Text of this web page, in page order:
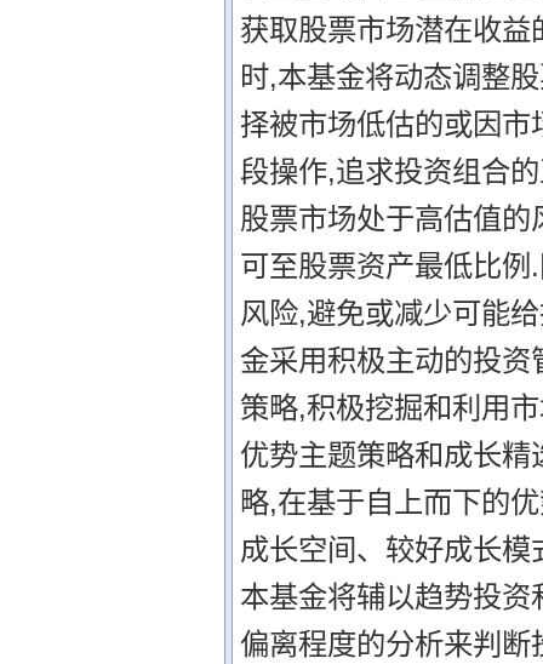
获取股票市场潜在收
时,本基金将动态调整
择被市场低估的或因
段操作,追求投资组合
股票市场处于高估值
可至股票资产最低比
风险,避免或减少可能
金采用积极主动的投
策略,积极挖掘和利用
优势主题策略和成长
略,在基于自上而下的
成长空间、较好成长
本基金将辅以趋势投
偏离程度的分析来判